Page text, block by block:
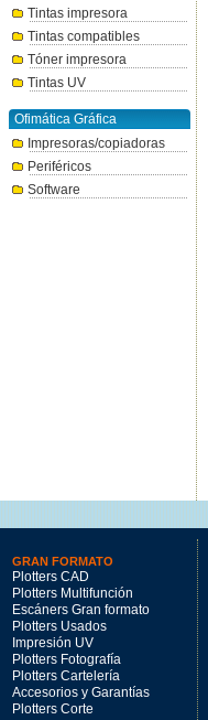
Tintas impresora
Tintas compatibles
Tóner impresora
Tintas UV
Ofimática Gráfica
Impresoras/copiadoras
Periféricos
Software
JetLaser HS SRA3 70gr con
GRAN FORMATO
Plotters CAD
Plotters Multifunción
Escáners Gran formato
Plotters Usados
Impresión UV
Plotters Fotografía
Plotters Cartelería
Accesorios y Garantías
Plotters Corte